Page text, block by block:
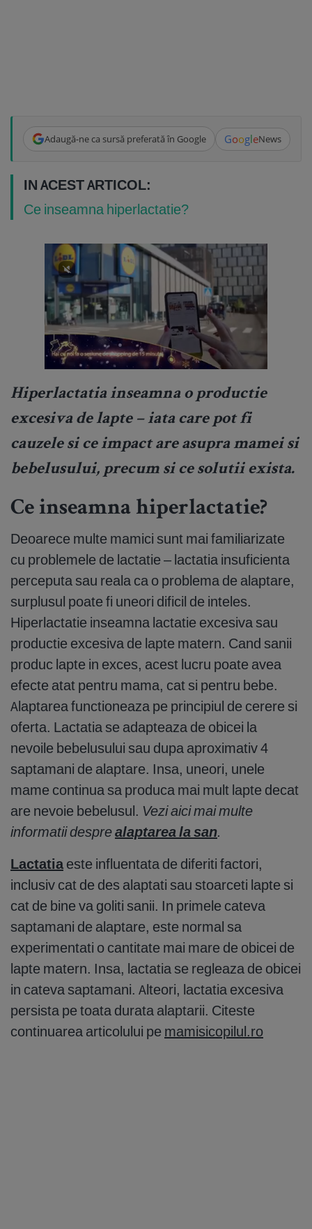
Adaugă-ne ca sursă preferată în Google GoogleNews
IN ACEST ARTICOL:
Ce inseamna hiperlactatie?
Hiperlactatia inseamna o productie
excesiva de lapte – iata care pot fi
cauzele si ce impact are asupra mamei si
bebelusului, precum si ce solutii exista.
Ce inseamna hiperlactatie?
Deoarece multe mamici sunt mai familiarizate
cu problemele de lactatie – lactatia insuficienta
perceputa sau reala ca o problema de alaptare,
surplusul poate fi uneori dificil de inteles.
Hiperlactatie inseamna lactatie excesiva sau
productie excesiva de lapte matern. Cand sanii
produc lapte in exces, acest lucru poate avea
efecte atat pentru mama, cat si pentru bebe.
Alaptarea functioneaza pe principiul de cerere si
oferta. Lactatia se adapteaza de obicei la
nevoile bebelusului sau dupa aproximativ 4
saptamani de alaptare. Insa, uneori, unele
mame continua sa produca mai mult lapte decat
are nevoie bebelusul. Vezi aici mai multe
informatii desprealaptarea la san.
Lactatia este influentata de diferiti factori,
inclusiv cat de des alaptati sau stoarceti lapte si
cat de bine va goliti sanii. In primele cateva
saptamani de alaptare, este normal sa
experimentati o cantitate mai mare de obicei de
lapte matern. Insa, lactatia se regleaza de obicei
in cateva saptamani. Alteori, lactatia excesiva
persista pe toata durata alaptarii. Citeste
continuarea articolului pe mamisicopilul.ro